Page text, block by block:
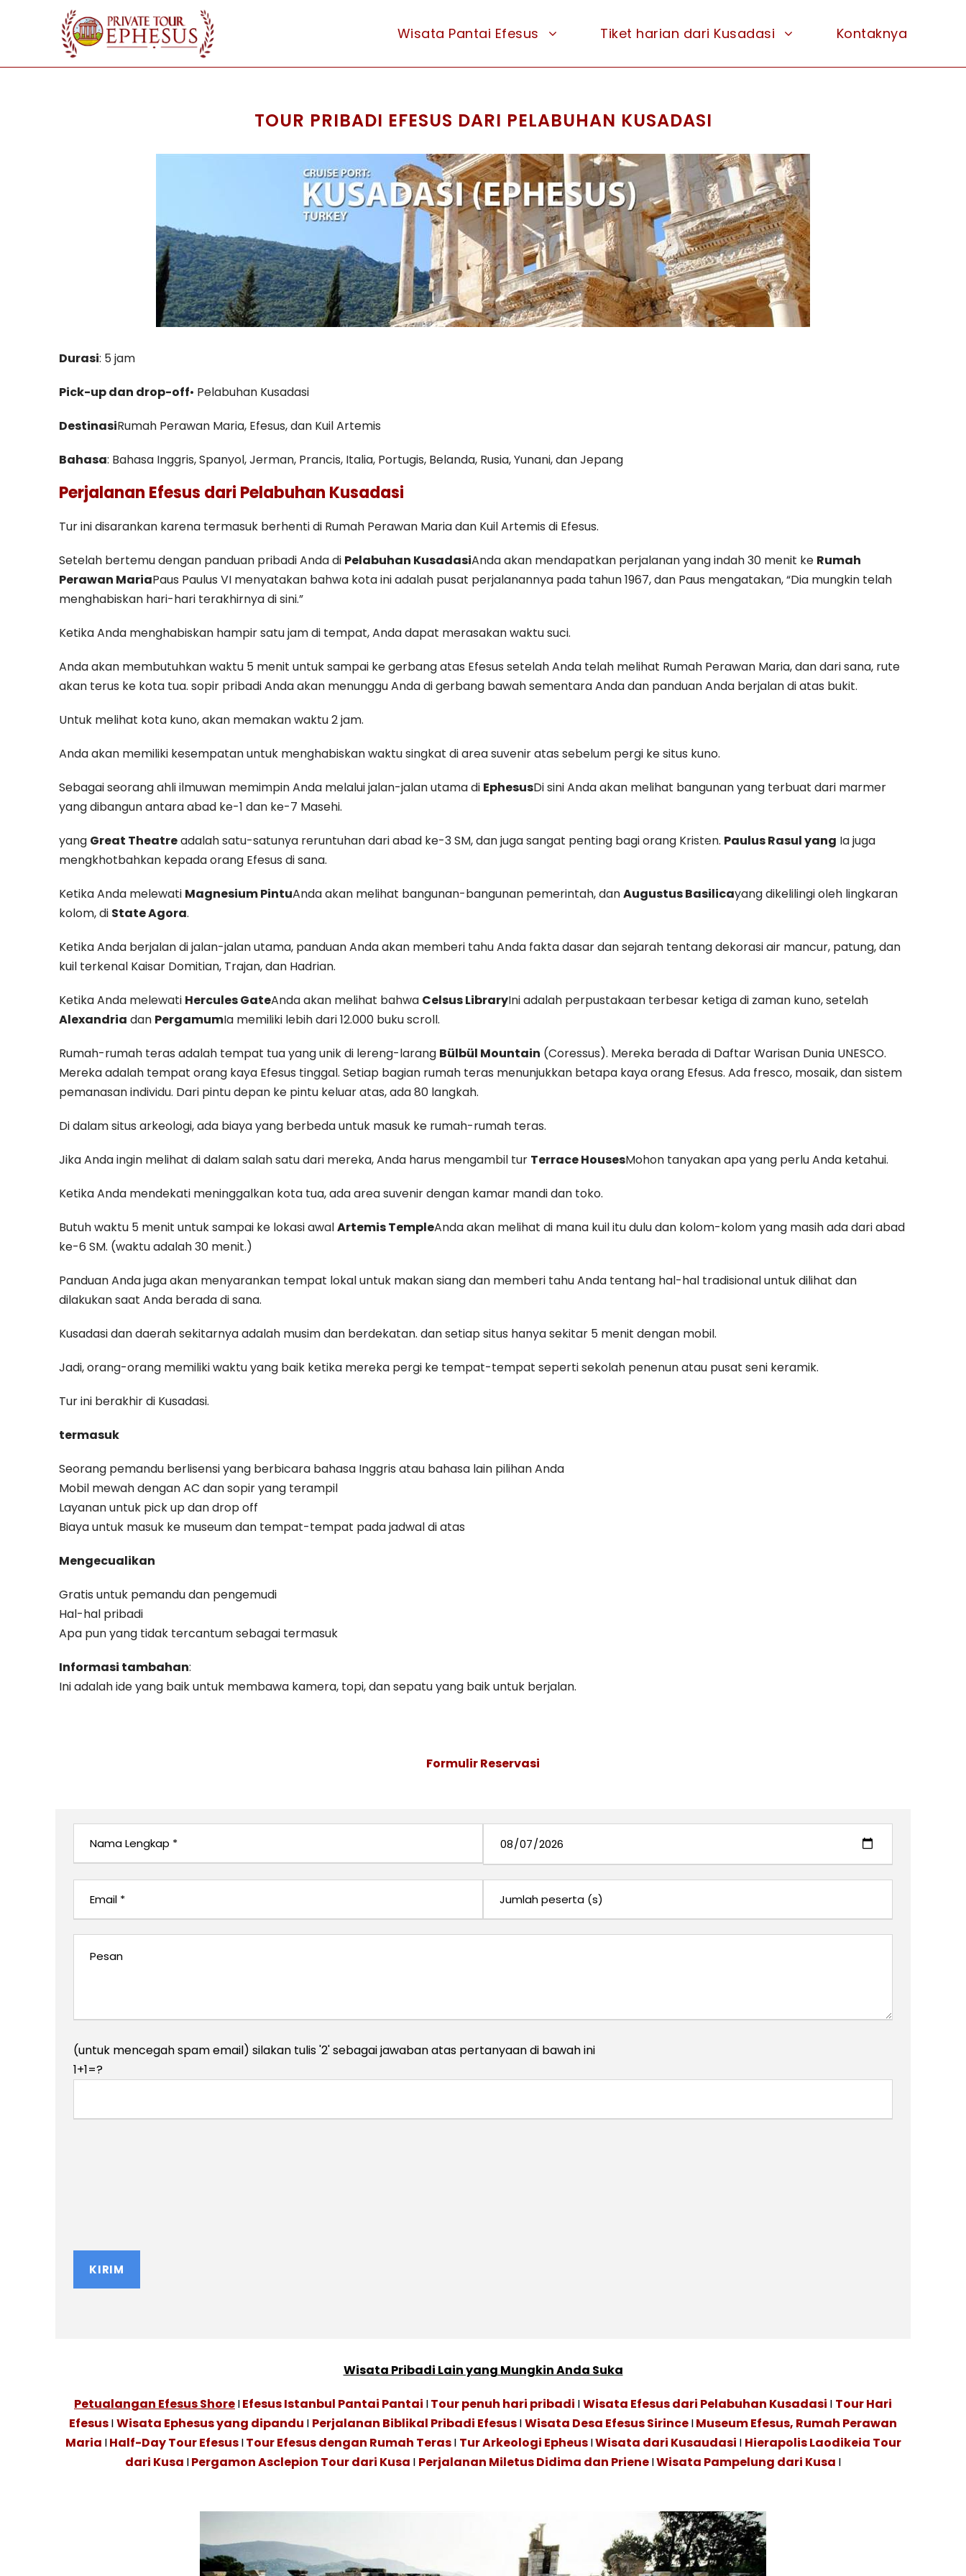
Wisata Pantai Efesus Tiket harian dari Kusadasi Kontaknya
TOUR PRIBADI EFESUS DARI PELABUHAN KUSADASI
Durasi: 5 jam
Pick-up dan drop-off• Pelabuhan Kusadasi
DestinasiRumah Perawan Maria, Efesus, dan Kuil Artemis
Bahasa: Bahasa Inggris, Spanyol, Jerman, Prancis, Italia, Portugis, Belanda, Rusia, Yunani, dan Jepang
Perjalanan Efesus dari Pelabuhan Kusadasi
Tur ini disarankan karena termasuk berhenti di Rumah Perawan Maria dan Kuil Artemis di Efesus.
Setelah bertemu dengan panduan pribadi Anda di Pelabuhan KusadasiAnda akan mendapatkan perjalanan yang indah 30 menit ke Rumah
Perawan MariaPaus Paulus VI menyatakan bahwa kota ini adalah pusat perjalanannya pada tahun 1967, dan Paus mengatakan, “Dia mungkin telah
menghabiskan hari-hari terakhirnya di sini.”
Ketika Anda menghabiskan hampir satu jam di tempat, Anda dapat merasakan waktu suci.
Anda akan membutuhkan waktu 5 menit untuk sampai ke gerbang atas Efesus setelah Anda telah melihat Rumah Perawan Maria, dan dari sana, rute
akan terus ke kota tua. sopir pribadi Anda akan menunggu Anda di gerbang bawah sementara Anda dan panduan Anda berjalan di atas bukit.
Untuk melihat kota kuno, akan memakan waktu 2 jam.
Anda akan memiliki kesempatan untuk menghabiskan waktu singkat di area suvenir atas sebelum pergi ke situs kuno.
Sebagai seorang ahli ilmuwan memimpin Anda melalui jalan-jalan utama di EphesusDi sini Anda akan melihat bangunan yang terbuat dari marmer
yang dibangun antara abad ke-1 dan ke-7 Masehi.
yang Great Theatreadalah satu-satunya reruntuhan dari abad ke-3 SM, dan juga sangat penting bagi orang Kristen. Paulus Rasul yang Ia juga
mengkhotbahkan kepada orang Efesus di sana.
Ketika Anda melewati Magnesium PintuAnda akan melihat bangunan-bangunan pemerintah, danAugustus Basilicayang dikelilingi oleh lingkaran
kolom, di State Agora.
Ketika Anda berjalan di jalan-jalan utama, panduan Anda akan memberi tahu Anda fakta dasar dan sejarah tentang dekorasi air mancur, patung, dan
kuil terkenal Kaisar Domitian, Trajan, dan Hadrian.
Ketika Anda melewati Hercules GateAnda akan melihat bahwa Celsus LibraryIni adalah perpustakaan terbesar ketiga di zaman kuno, setelah
Alexandria dan PergamumIa memiliki lebih dari 12.000 buku scroll.
Rumah-rumah teras adalah tempat tua yang unik di lereng-larang Bülbül Mountain (Coressus). Mereka berada di Daftar Warisan Dunia UNESCO.
Mereka adalah tempat orang kaya Efesus tinggal. Setiap bagian rumah teras menunjukkan betapa kaya orang Efesus. Ada fresco, mosaik, dan sistem
pemanasan individu. Dari pintu depan ke pintu keluar atas, ada 80 langkah.
Di dalam situs arkeologi, ada biaya yang berbeda untuk masuk ke rumah-rumah teras.
Jika Anda ingin melihat di dalam salah satu dari mereka, Anda harus mengambil tur Terrace HousesMohon tanyakan apa yang perlu Anda ketahui.
Ketika Anda mendekati meninggalkan kota tua, ada area suvenir dengan kamar mandi dan toko.
Butuh waktu 5 menit untuk sampai ke lokasi awalArtemis TempleAnda akan melihat di mana kuil itu dulu dan kolom-kolom yang masih ada dari abad
ke-6 SM. (waktu adalah 30 menit.)
Panduan Anda juga akan menyarankan tempat lokal untuk makan siang dan memberi tahu Anda tentang hal-hal tradisional untuk dilihat dan
dilakukan saat Anda berada di sana.
Kusadasi dan daerah sekitarnya adalah musim dan berdekatan. dan setiap situs hanya sekitar 5 menit dengan mobil.
Jadi, orang-orang memiliki waktu yang baik ketika mereka pergi ke tempat-tempat seperti sekolah penenun atau pusat seni keramik.
Tur ini berakhir di Kusadasi.
termasuk
Seorang pemandu berlisensi yang berbicara bahasa Inggris atau bahasa lain pilihan Anda
Mobil mewah dengan AC dan sopir yang terampil
Layanan untuk pick up dan drop off
Biaya untuk masuk ke museum dan tempat-tempat pada jadwal di atas
Mengecualikan
Gratis untuk pemandu dan pengemudi
Hal-hal pribadi
Apa pun yang tidak tercantum sebagai termasuk
Informasi tambahan:
Ini adalah ide yang baik untuk membawa kamera, topi, dan sepatu yang baik untuk berjalan.
Formulir Reservasi
(untuk mencegah spam email) silakan tulis '2' sebagai jawaban atas pertanyaan di bawah ini
1+1=?
Wisata Pribadi Lain yang Mungkin Anda Suka
Petualangan Efesus ShoreIEfesus Istanbul Pantai Pantai ITour penuh hari pribadi IWisata Efesus dari Pelabuhan Kusadasi I Tour Hari
EfesusIWisata Ephesus yang dipandu I Perjalanan Biblikal Pribadi EfesusIWisata Desa Efesus SirinceIMuseum Efesus, Rumah Perawan
Maria IHalf-Day Tour EfesusITour Efesus dengan Rumah TerasI Tur Arkeologi EpheusIWisata dari Kusaudasi I Hierapolis Laodikeia Tour
dari Kusa IPergamon Asclepion Tour dari Kusa I Perjalanan Miletus Didima dan PrieneIWisata Pampelung dari Kusa I